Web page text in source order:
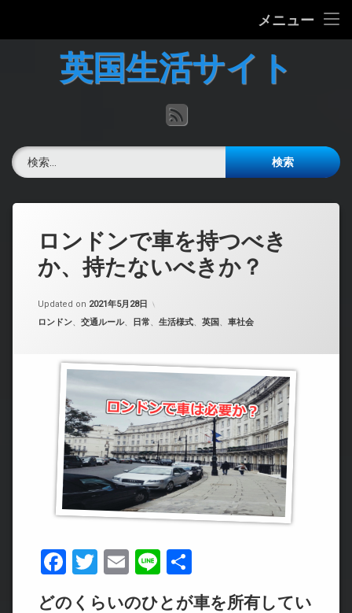
メニュー
英国の文化について
掲示板
英国生活サイト
RSS
ロンドンで車を持つべき
か、持たないべきか？
Updated on 2021年5月28日
カテゴリー:
ロンドン、 交通ルール、 日常、 生活様式、 英国 、 車社会
Facebook
Twitter
Email
Line
有
どのくらいのひとが車を所有してい